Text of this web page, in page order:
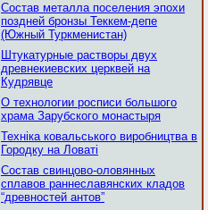
Состав металла поселения эпохи
поздней бронзы Теккем-депе
(Южный Туркменистан)
Штукатурные растворы двух
древнекиевских церквей на
Кудрявце
О технологии росписи большого
храма Зарубского монастыря
Техніка ковальського виробництва в
Городку на Ловаті
Состав свинцово-оловянных
сплавов раннеславянских кладов
“древностей антов”